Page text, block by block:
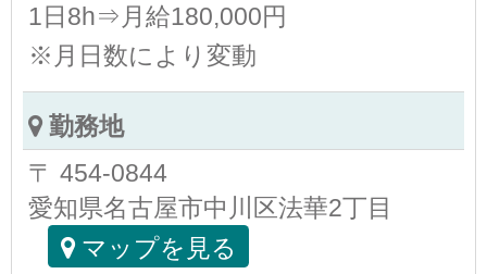
1日8h⇒月給180,000円
※月日数により変動
勤務地
〒 454-0844
愛知県名古屋市中川区法華2丁目
マップを見る